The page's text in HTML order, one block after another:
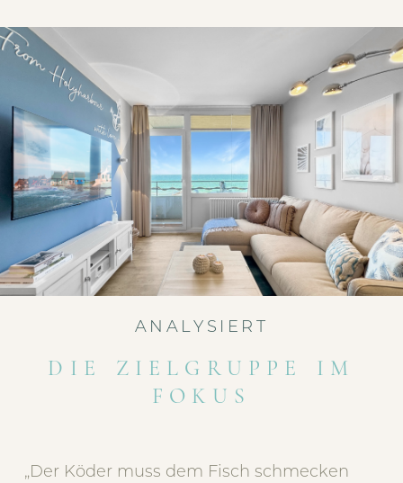
ANALYSIERT
DIE ZIELGRUPPE IM
FOKUS
„Der Köder muss dem Fisch schmecken